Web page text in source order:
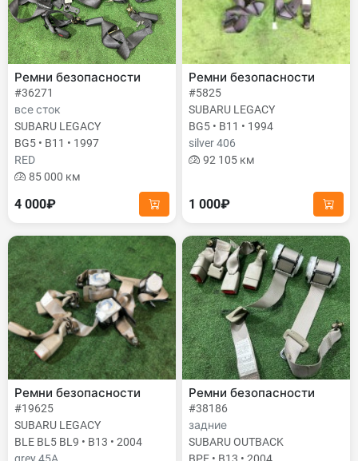
Ремни безопасности
#36271
все сток
SUBARU LEGACY
BG5 • B11 • 1997
RED
85 000 км
4 000₽
Ремни безопасности
#5825
SUBARU LEGACY
BG5 • B11 • 1994
silver 406
92 105 км
1 000₽
Ремни безопасности
#19625
SUBARU LEGACY
BLE BL5 BL9 • B13 • 2004
Ремни безопасности
#38186
задние
SUBARU OUTBACK